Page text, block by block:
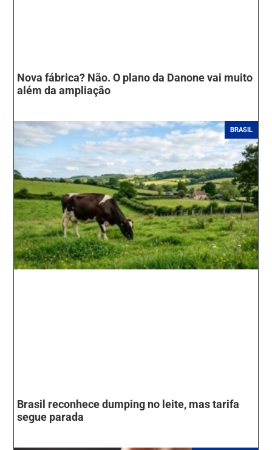
Nova fábrica? Não. O plano da Danone vai muito
além da ampliação
BRASIL
Brasil reconhece dumping no leite, mas tarifa
segue parada